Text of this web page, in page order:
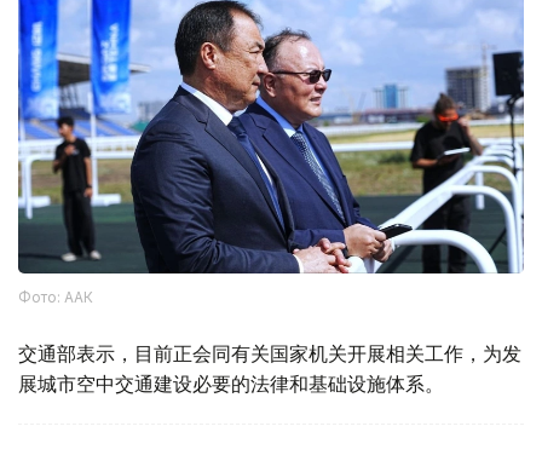
Фото: ААК
交通部表示，目前正会同有关国家机关开展相关工作，为发
展城市空中交通建设必要的法律和基础设施体系。